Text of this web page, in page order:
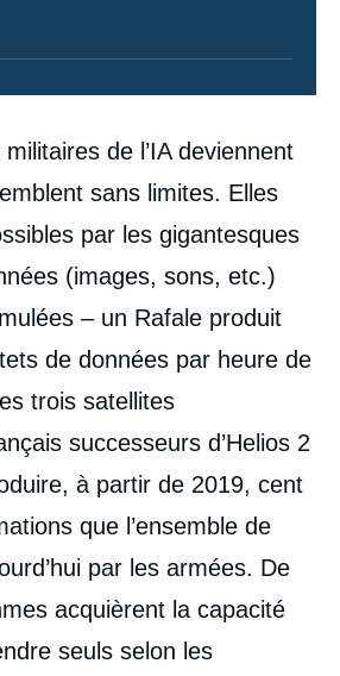
de l’IA deviennent
sans limites. Elles
par les gigantesques
(images, sons, etc.)
– un Rafale produit
de données par heure de
trois satellites
successeurs d’Helios 2
à partir de 2019, cent
que l’ensemble de
par les armées. De
acquièrent la capacité
seuls selon les